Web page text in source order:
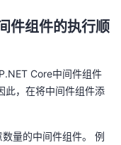
件组件的执行顺
Core中间件组件
此，在将中间件组件添
量的中间件组件。 例